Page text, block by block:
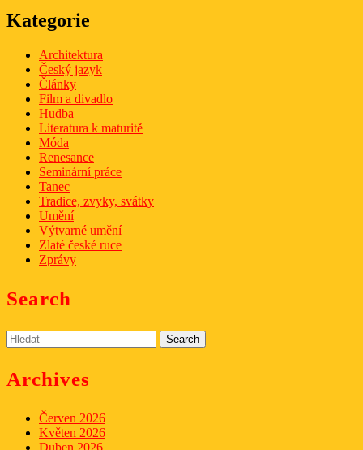
Kategorie
Architektura
Český jazyk
Články
Film a divadlo
Hudba
Literatura k maturitě
Móda
Renesance
Seminární práce
Tanec
Tradice, zvyky, svátky
Umění
Výtvarné umění
Zlaté české ruce
Zprávy
Search
Search
for:
Archives
Červen 2026
Květen 2026